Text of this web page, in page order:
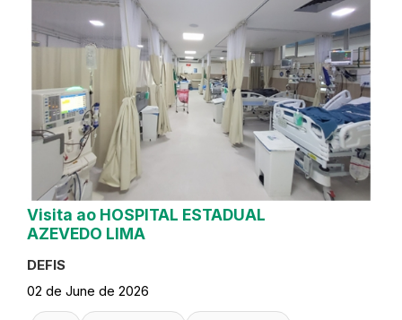
Visita ao HOSPITAL ESTADUAL
AZEVEDO LIMA
DEFIS
02 de June de 2026